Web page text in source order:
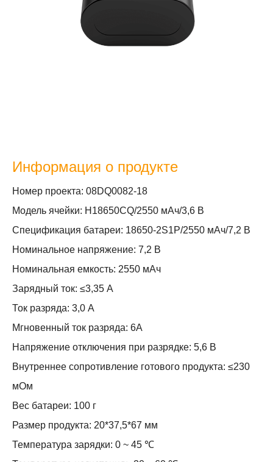
Информация о продукте
Номер проекта: 08DQ0082-18
Модель ячейки: H18650CQ/2550 мАч/3,6 В
Спецификация батареи: 18650-2S1P/2550 мАч/7,2 В
Номинальное напряжение: 7,2 В
Номинальная емкость: 2550 мАч
Зарядный ток: ≤3,35 А
Ток разряда: 3,0 А
Мгновенный ток разряда: 6А
Напряжение отключения при разрядке: 5,6 В
Внутреннее сопротивление готового продукта: ≤230
мОм
Вес батареи: 100 г
Размер продукта: 20*37,5*67 мм
Температура зарядки: 0 ~ 45 ℃